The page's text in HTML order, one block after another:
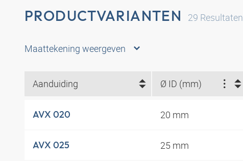
PRODUCTVARIANTEN 29 Resultaten
Maattekening weergeven
Aanduiding Ø ID (mm)
AVX 020 20 mm
AVX 025 25 mm